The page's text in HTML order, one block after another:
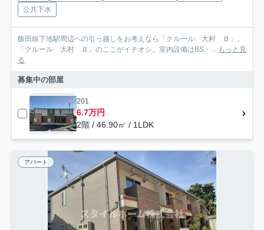
公共下水
飯田線下地駅周辺への引っ越しをお考えなら「クルール 大村 Ｂ」。
「クルール 大村 Ｂ」のここがイチオシ。室内設備はBS・... もっと見
る
募集中の部屋
201
6.7万円
2階 / 46.90㎡ / 1LDK
アパート